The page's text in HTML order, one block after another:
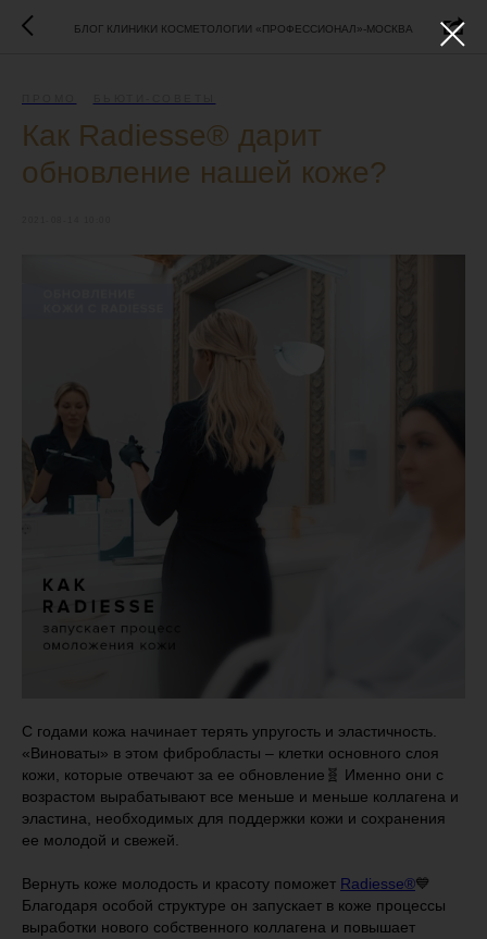
БЛОГ КЛИНИКИ КОСМЕТОЛОГИИ «ПРОФЕССИОНАЛ»-МОСКВА
Как Radiesse® дарит
обновление нашей коже?
С годами кожа начинает терять упругость и эластичность.
«Виноваты» в этом фибробласты – клетки основного слоя
кожи, которые отвечают за ее обновление🧬 Именно они с
возрастом вырабатывают все меньше и меньше коллагена и
эластина, необходимых для поддержки кожи и сохранения
ее молодой и свежей.
Вернуть коже молодость и красоту поможет Radiesse®💙
Благодаря особой структуре он запускает в коже процессы
выработки нового собственного коллагена и повышает